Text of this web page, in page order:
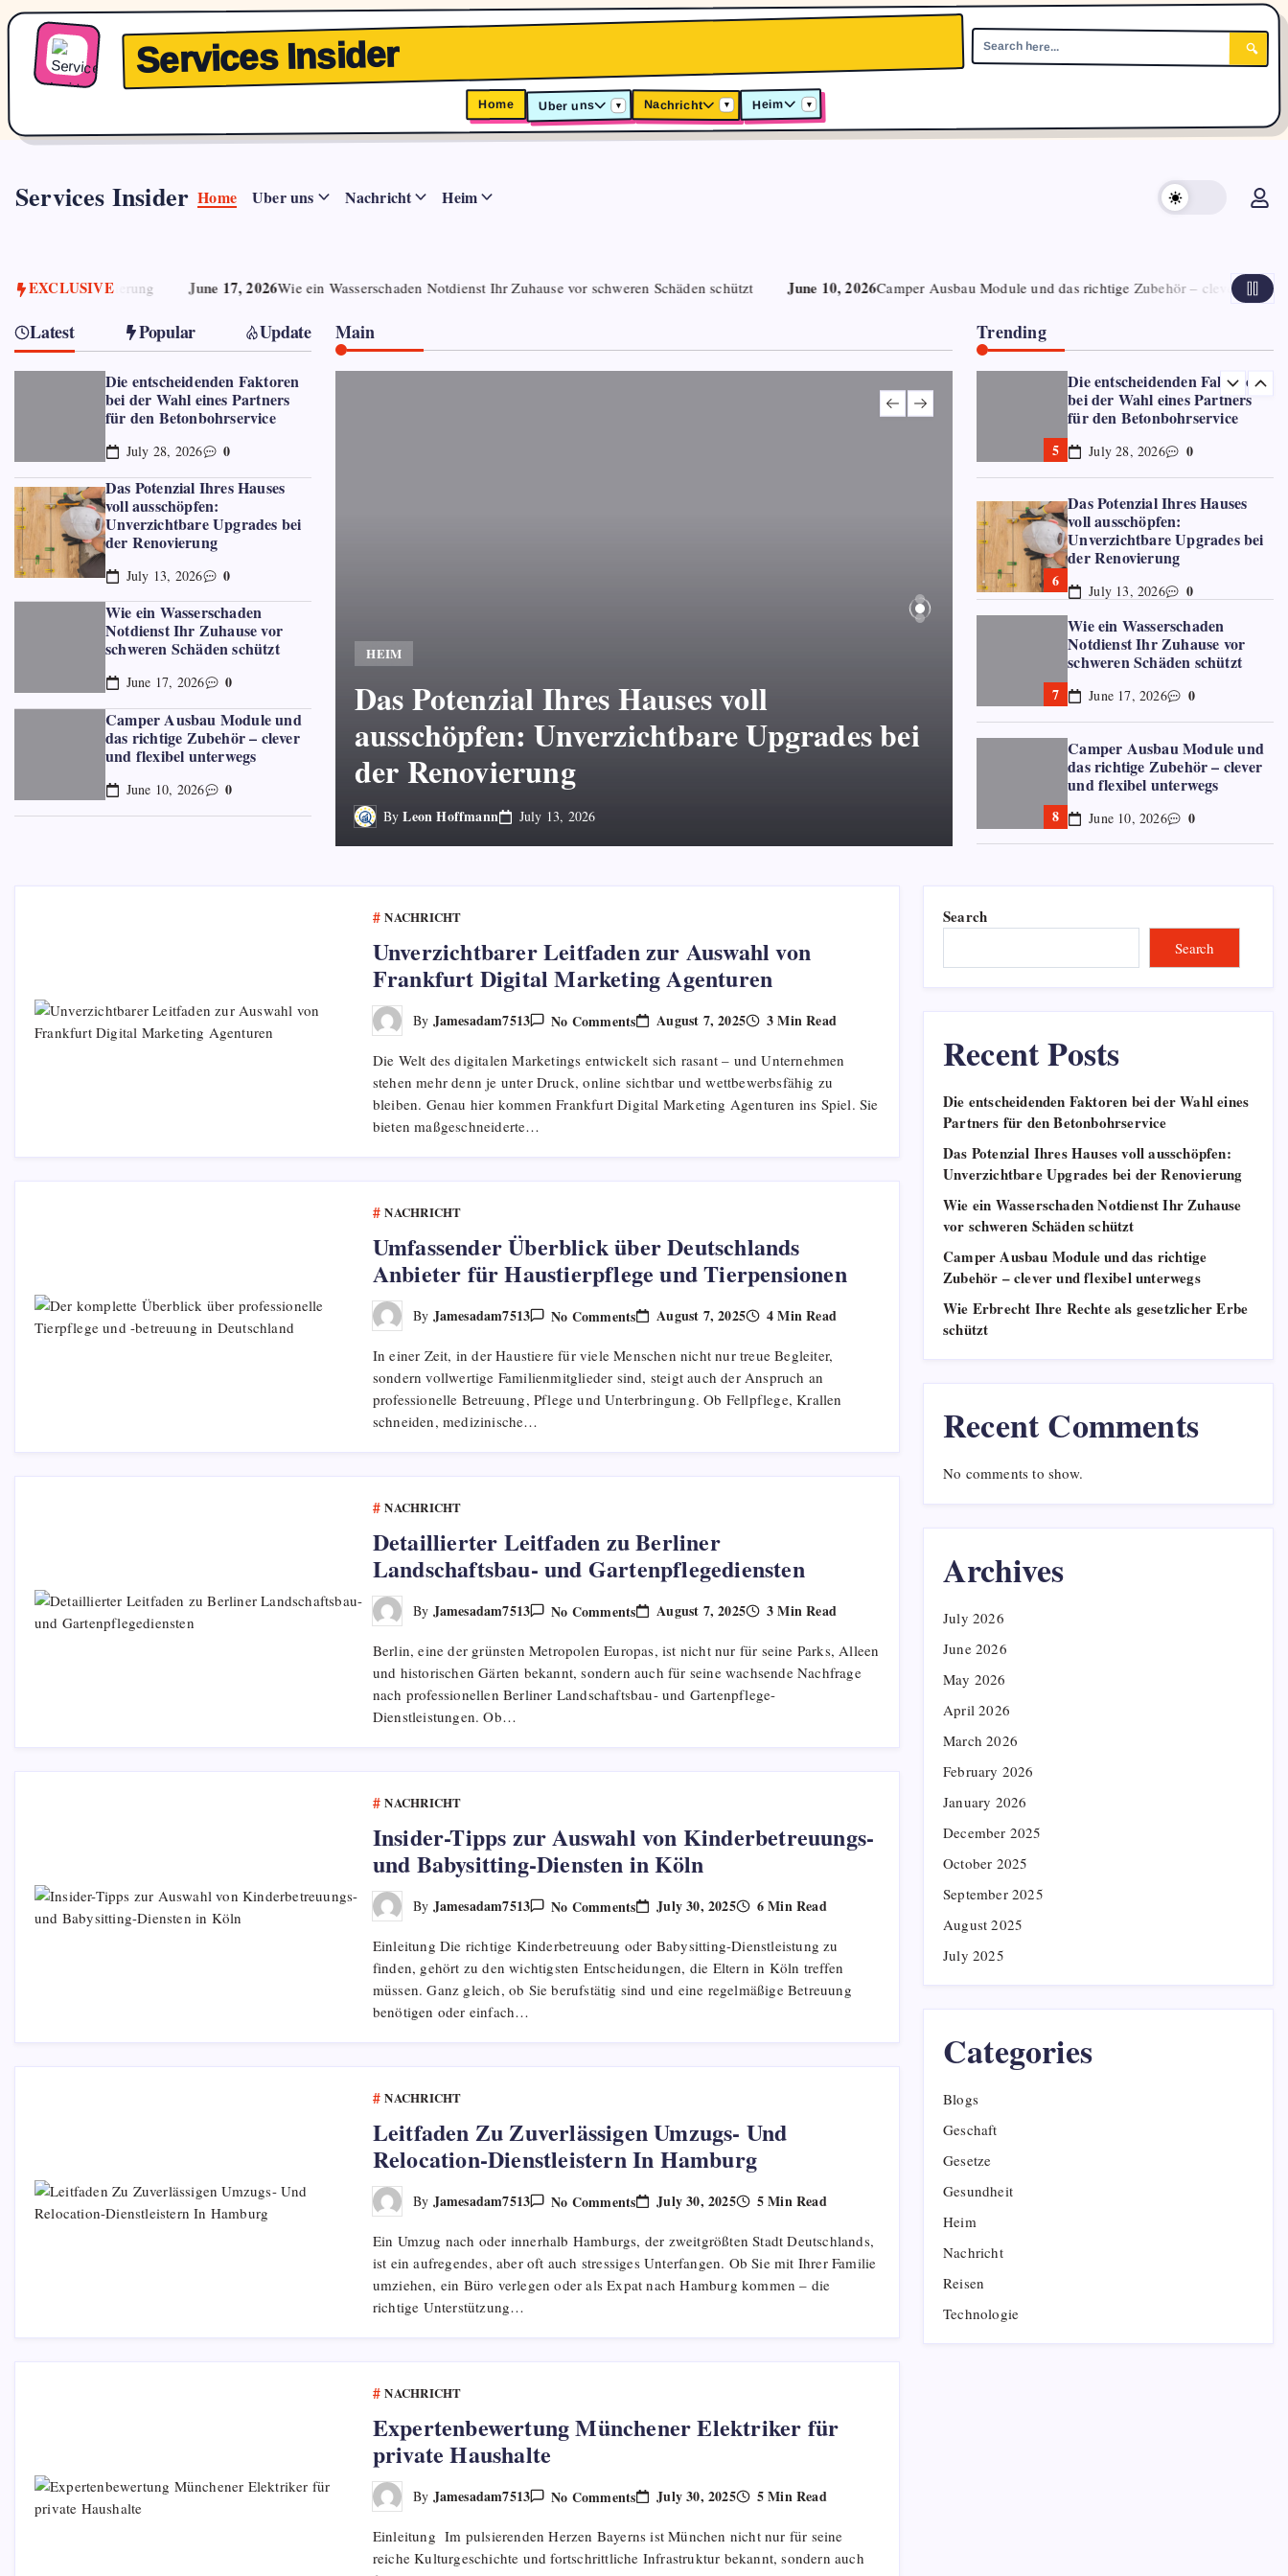
Services Insider 🔍
Home Uber uns ▾ Nachricht ▾ Heim ▾
content
Services Insider
Trends
Services
Insider
sofort
online.
Home Uber uns Nachricht Heim
EXCLUSIVE
17, 2026Wie ein Wasserschaden Notdienst Ihr Zuhause vor schweren Schäden schützt June 10, 2026Camper Ausbau Module und das richtige Zubehör – clever und flexibel unterwegs May 22,
Latest Popular Update
Die entscheidenden Faktoren
bei der Wahl eines Partners
für den Betonbohrservice
July 28, 2026 0
Das Potenzial Ihres Hauses
voll ausschöpfen:
Unverzichtbare Upgrades bei
der Renovierung
July 13, 2026 0
Wie ein Wasserschaden
Notdienst Ihr Zuhause vor
schweren Schäden schützt
June 17, 2026 0
Camper Ausbau Module und
das richtige Zubehör – clever
und flexibel unterwegs
June 10, 2026 0
Main
bei der Wahl
Betonbohrservice
HEIM
Das Potenzial Ihres Hauses voll
ausschöpfen: Unverzichtbare Upgrades bei
der Renovierung
By Leon Hoffmann July 13, 2026
Wie ein
Zuhause vor
Leon Hoffmann June 17, 2026
Trending
Wie Erbrecht Ihre Rechte als
gesetzlicher Erbe schützt
7 Probleme, die ein
May 15, 2026 0
bei der 3d-druck keramik
Produktion
Die entscheidenden Faktoren
bei der Wahl eines Partners
für den Betonbohrservice
July 28, 2026 0
Das Potenzial Ihres Hauses
voll ausschöpfen:
Unverzichtbare Upgrades bei
der Renovierung
July 13, 2026 0
Wie ein Wasserschaden
Notdienst Ihr Zuhause vor
schweren Schäden schützt
June 17, 2026 0
Camper Ausbau Module und
das richtige Zubehör – clever
und flexibel unterwegs
June 10, 2026 0
May 22, 2026 0
May 15, 2026
Häufige Herausforderungen
bei der 3d-druck keramik
Produktion
May 15, 2026 0
Die entscheidenden Faktoren
bei der Wahl eines Partners
für den Betonbohrservice
July 28, 2026 0
der Renovierung
Wie ein Wasserschaden
NACHRICHT
Unverzichtbarer Leitfaden zur Auswahl von
Frankfurt Digital Marketing Agenturen
By Jamesadam7513 No CommentsOn
Unverzichtbarer
Zur
Auswahl
Frankfurt
August 7, 2025 3 Min Read
Die Welt des digitalen Marketings entwickelt sich rasant – und Unternehmen
stehen mehr denn je unter Druck, online sichtbar und wettbewerbsfähig zu
bleiben. Genau hier kommen Frankfurt Digital Marketing Agenturen ins Spiel. Sie
bieten maßgeschneiderte…
NACHRICHT
Umfassender Überblick über Deutschlands
Anbieter für Haustierpflege und Tierpensionen
By Jamesadam7513 No CommentsOn
Umfassender
Über
Deutschlands
Anbieter
Für
August 7, 2025 4 Min Read
In einer Zeit, in der Haustiere für viele Menschen nicht nur treue Begleiter,
sondern vollwertige Familienmitglieder sind, steigt auch der Anspruch an
professionelle Betreuung, Pflege und Unterbringung. Ob Fellpflege, Krallen
schneiden, medizinische…
NACHRICHT
Detaillierter Leitfaden zu Berliner
Landschaftsbau- und Gartenpflegediensten
By Jamesadam7513 No CommentsOn
Detaillierter
Zu
Berliner
Und
August 7, 2025 3 Min Read
Berlin, eine der grünsten Metropolen Europas, ist nicht nur für seine Parks, Alleen
und historischen Gärten bekannt, sondern auch für seine wachsende Nachfrage
nach professionellen Berliner Landschaftsbau- und Gartenpflege-
Dienstleistungen. Ob…
NACHRICHT
Insider-Tipps zur Auswahl von Kinderbetreuungs-
und Babysitting-Diensten in Köln
By Jamesadam7513 No CommentsOn
Insider-
Zur
Auswahl
Kinderbetreuungs-
July 30, 2025 6 Min Read
Einleitung Die richtige Kinderbetreuung oder Babysitting-Dienstleistung zu
finden, gehört zu den wichtigsten Entscheidungen, die Eltern in Köln treffen
müssen. Ganz gleich, ob Sie berufstätig sind und eine regelmäßige Betreuung
benötigen oder einfach…
NACHRICHT
Leitfaden Zu Zuverlässigen Umzugs- Und
Relocation-Dienstleistern In Hamburg
By Jamesadam7513 No CommentsOn
Leitfaden
Zuverlässigen
Umzugs-
Relocation-
July 30, 2025 5 Min Read
Ein Umzug nach oder innerhalb Hamburgs, der zweitgrößten Stadt Deutschlands,
ist ein aufregendes, aber oft auch stressiges Unterfangen. Ob Sie mit Ihrer Familie
umziehen, ein Büro verlegen oder als Expat nach Hamburg kommen – die
richtige Unterstützung…
NACHRICHT
Expertenbewertung Münchener Elektriker für
private Haushalte
By Jamesadam7513 No CommentsOn
Expertenbewertung
Elektriker
Für
July 30, 2025 5 Min Read
Einleitung Im pulsierenden Herzen Bayerns ist München nicht nur für seine
reiche Kulturgeschichte und fortschrittliche Infrastruktur bekannt, sondern auch
Search
Search
Recent Posts
Die entscheidenden Faktoren bei der Wahl eines
Partners für den Betonbohrservice
Das Potenzial Ihres Hauses voll ausschöpfen:
Unverzichtbare Upgrades bei der Renovierung
Wie ein Wasserschaden Notdienst Ihr Zuhause
vor schweren Schäden schützt
Camper Ausbau Module und das richtige
Zubehör – clever und flexibel unterwegs
Wie Erbrecht Ihre Rechte als gesetzlicher Erbe
schützt
Recent Comments
No comments to show.
Archives
July 2026
June 2026
May 2026
April 2026
March 2026
February 2026
January 2026
December 2025
October 2025
September 2025
August 2025
July 2025
Categories
Blogs
Geschaft
Gesetze
Gesundheit
Heim
Nachricht
Reisen
Technologie